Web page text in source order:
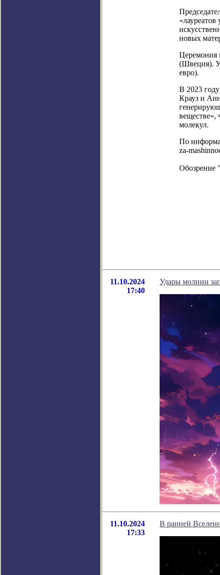
новых
Церемония
(Швеция).
евро).
В 2023
Крауз и
веществе»,
молекул.
По
za-
Обозрение
11.10.2024
17:40
Удары молнии
11.10.2024
17:33
В ранней